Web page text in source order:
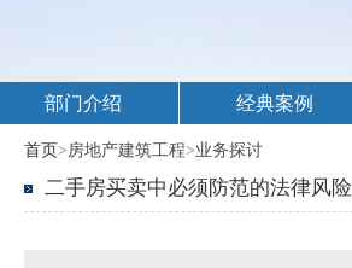
部门介绍 经典案例
首页>房地产建筑工程>业务探讨
二手房买卖中必须防范的法律风险